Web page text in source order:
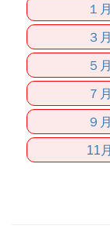
１月
３月
５月
７月
９月
11月